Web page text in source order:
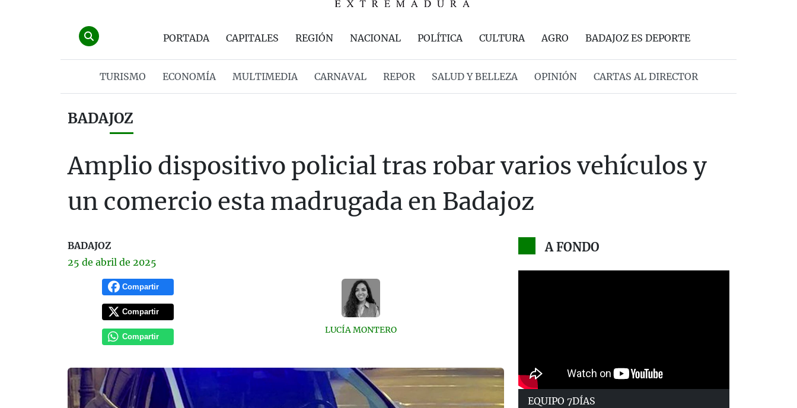
PORTADA CAPITALES REGIÓN NACIONAL POLÍTICA CULTURA AGRO BADAJOZ ES DEPORTE
TURISMO ECONOMÍA MULTIMEDIA CARNAVAL REPOR SALUD Y BELLEZA OPINIÓN CARTAS AL DIRECTOR
BADAJOZ
Amplio dispositivo policial tras robar varios vehículos y
un comercio esta madrugada en Badajoz
BADAJOZ
25 de abril de 2025
Compartir
Compartir
Compartir
LUCÍA MONTERO
A FONDO
EQUIPO 7DÍAS